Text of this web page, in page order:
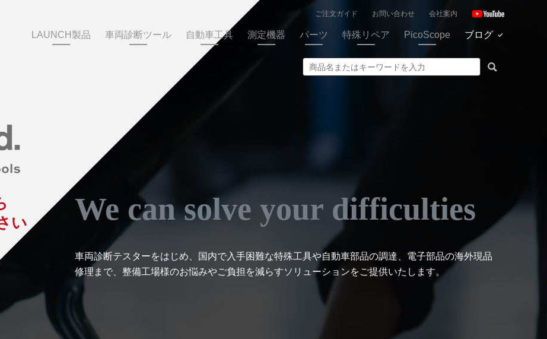
ご注文ガイド お問い合わせ 会社案内
LAUNCH製品 車両診断ツール 自動車工具 測定機器 パーツ 特殊リペア PicoScope ブログ
い We can solve your difficulties
車両診断テスターをはじめ、国内で入手困難な特殊工具や自動車部品の調達、電子部品の海外現品
修理まで、整備工場様のお悩みやご負担を減らすソリューションをご提供いたします。